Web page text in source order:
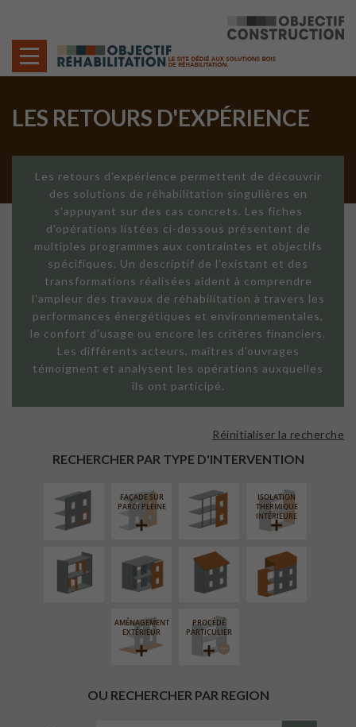
LES RETOURS D'EXPÉRIENCE
Les retours d'expérience permettent de découvrir
des solutions de réhabilitation singulières en
s'appuyant sur des cas concrets. Les fiches
d'opérations listées ci-dessous présentent de
multiples programmes aux contraintes et objectifs
spécifiques. Un descriptif de l'existant et des
transformations réalisées aident à comprendre
l'ampleur des travaux de réhabilitation à travers les
performances énergétiques et environnementales,
le confort d'usage ou encore les critères financiers.
Les différents acteurs, maîtres d'ouvrages
témoignent et analysent les opérations auxquelles
ils ont participé.
RECHERCHER PAR TYPE D'INTERVENTION
Réinitialiser la recherche
EXTÉRIEURE
FAÇADE SUR
PAROI PLEINE
FAÇADE SUR
LINÉAIRE
ISOLATION
THERMIQUE
INTÉRIEURE
RÉAMÉNAGEMENT
INTÉRIEUR
FERMETURE
LOGGIAS
RÉFECTION DES
TOITURES
SURÉLÉVATION
EXTENSION
AMÉNAGEMENT
EXTÉRIEUR
PROCÉDÉ
PARTICULIER
OU RECHERCHER PAR REGION